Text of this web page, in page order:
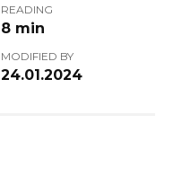
READING
8 min
MODIFIED BY
24.01.2024